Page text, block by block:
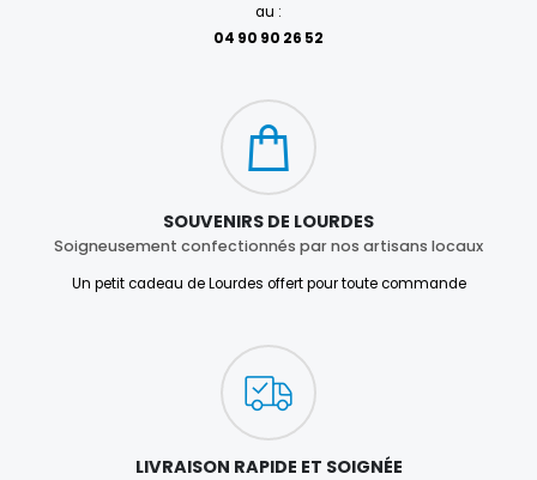
au :
04 90 90 26 52
SOUVENIRS DE LOURDES
Soigneusement confectionnés par nos artisans locaux
Un petit cadeau de Lourdes offert pour toute commande
LIVRAISON RAPIDE ET SOIGNÉE